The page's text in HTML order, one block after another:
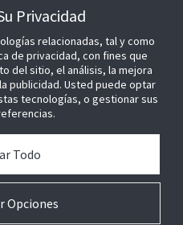
Privacidad
relacionadas, tal y como
de privacidad, con fines que
del sitio, el análisis, la mejora
publicidad. Usted puede optar
tecnologías, o gestionar sus
Opciones
Todo